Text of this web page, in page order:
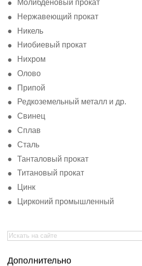
Молибденовый прокат
Нержавеющий прокат
Никель
Ниобиевый прокат
Нихром
Олово
Припой
Редкоземельный металл и др.
Свинец
Сплав
Сталь
Танталовый прокат
Титановый прокат
Цинк
Цирконий промышленный
Search
for:
Дополнительно